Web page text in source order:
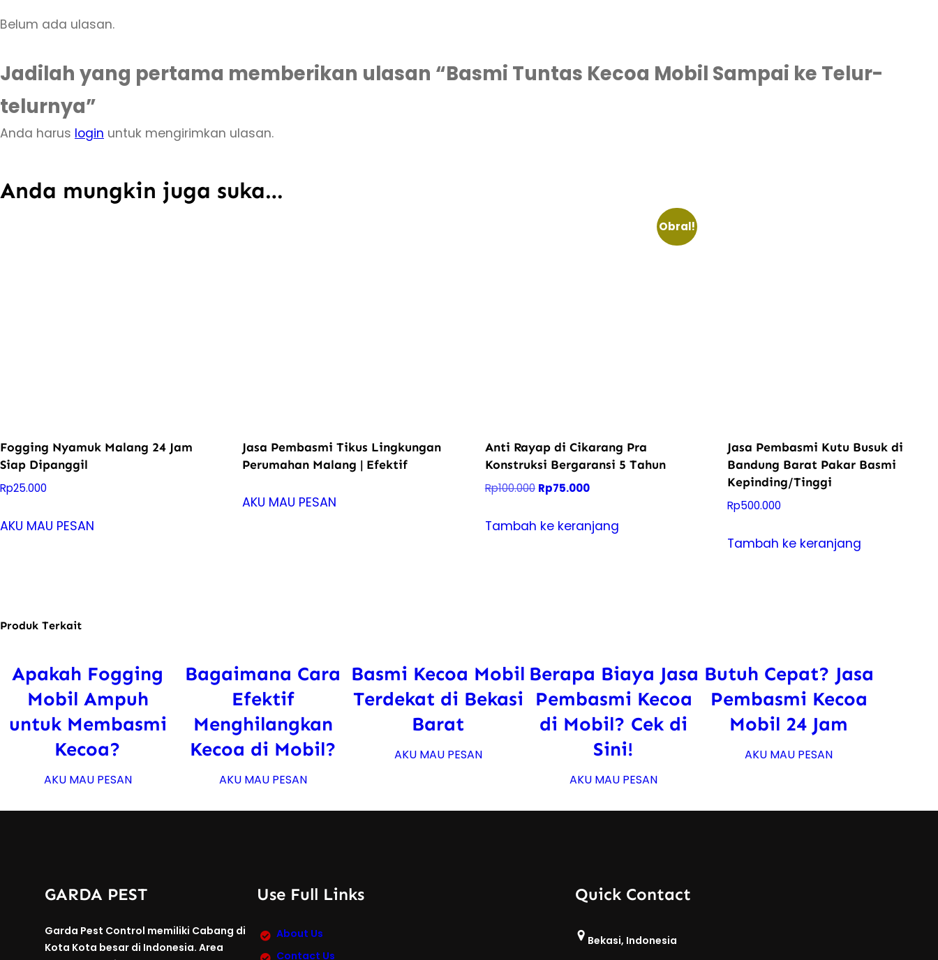
Belum ada ulasan.
Jadilah yang pertama memberikan ulasan “Basmi Tuntas Kecoa Mobil Sampai ke Telur-
telurnya”
Anda harus login untuk mengirimkan ulasan.
Anda mungkin juga suka…
Fogging Nyamuk Malang 24 Jam
Siap Dipanggil
Rp25.000
AKU MAU PESAN
Jasa Pembasmi Tikus Lingkungan
Perumahan Malang | Efektif
AKU MAU PESAN
Obral!
Anti Rayap di Cikarang Pra
Konstruksi Bergaransi 5 Tahun
Rp100.000 Harga
adalah:
Rp75.000Harga
ini
Tambah ke keranjang
Jasa Pembasmi Kutu Busuk di
Bandung Barat Pakar Basmi
Kepinding/Tinggi
Rp500.000
Tambah ke keranjang
Produk Terkait
Apakah Fogging
Mobil Ampuh
untuk Membasmi
Kecoa?
AKU MAU PESAN
Bagaimana Cara
Efektif
Menghilangkan
Kecoa di Mobil?
AKU MAU PESAN
Basmi Kecoa Mobil
Terdekat di Bekasi
Barat
AKU MAU PESAN
Berapa Biaya Jasa
Pembasmi Kecoa
di Mobil? Cek di
Sini!
AKU MAU PESAN
Butuh Cepat? Jasa
Pembasmi Kecoa
Mobil 24 Jam
AKU MAU PESAN
GARDA PEST
Garda Pest Control memiliki Cabang di
Kota Kota besar di Indonesia. Area
Use Full Links
About Us
Contact Us
Quick Contact
Bekasi, Indonesia